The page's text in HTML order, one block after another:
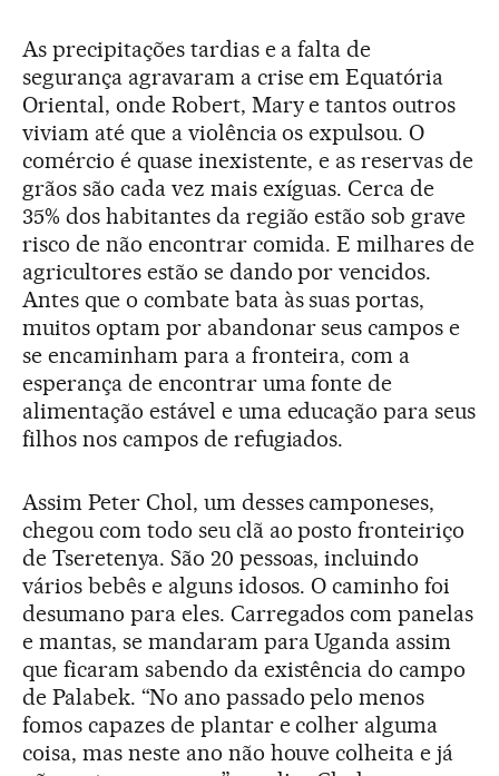
As precipitações tardias e a falta de
segurança agravaram a crise em Equatória
Oriental, onde Robert, Mary e tantos outros
viviam até que a violência os expulsou. O
comércio é quase inexistente, e as reservas de
grãos são cada vez mais exíguas. Cerca de
35% dos habitantes da região estão sob grave
risco de não encontrar comida. E milhares de
agricultores estão se dando por vencidos.
Antes que o combate bata às suas portas,
muitos optam por abandonar seus campos e
se encaminham para a fronteira, com a
esperança de encontrar uma fonte de
alimentação estável e uma educação para seus
filhos nos campos de refugiados.
Assim Peter Chol, um desses camponeses,
chegou com todo seu clã ao posto fronteiriço
de Tseretenya. São 20 pessoas, incluindo
vários bebês e alguns idosos. O caminho foi
desumano para eles. Carregados com panelas
e mantas, se mandaram para Uganda assim
que ficaram sabendo da existência do campo
de Palabek. “No ano passado pelo menos
fomos capazes de plantar e colher alguma
coisa, mas neste ano não houve colheita e já